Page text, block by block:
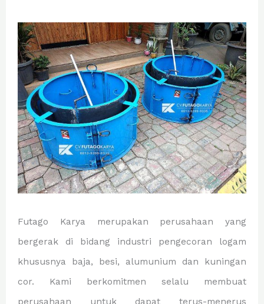
Futago Karya merupakan perusahaan yang
bergerak di bidang industri pengecoran logam
khususnya baja, besi, alumunium dan kuningan
cor. Kami berkomitmen selalu membuat
perusahaan untuk dapat terus-menerus